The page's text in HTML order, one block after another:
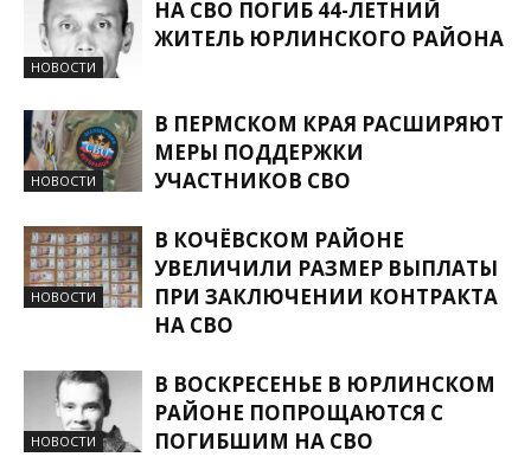
НОВОСТИ
НА СВО ПОГИБ 44-ЛЕТНИЙ
ЖИТЕЛЬ ЮРЛИНСКОГО РАЙОНА
НОВОСТИ
В ПЕРМСКОМ КРАЯ РАСШИРЯЮТ
МЕРЫ ПОДДЕРЖКИ
УЧАСТНИКОВ СВО
НОВОСТИ
В КОЧЁВСКОМ РАЙОНЕ
УВЕЛИЧИЛИ РАЗМЕР ВЫПЛАТЫ
ПРИ ЗАКЛЮЧЕНИИ КОНТРАКТА
НА СВО
НОВОСТИ
В ВОСКРЕСЕНЬЕ В ЮРЛИНСКОМ
РАЙОНЕ ПОПРОЩАЮТСЯ С
ПОГИБШИМ НА СВО